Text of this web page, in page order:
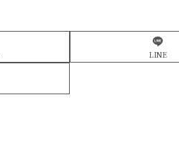
LINE